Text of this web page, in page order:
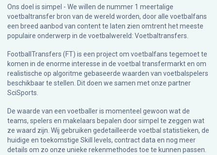
Ons doel is simpel - We willen de nummer 1 meertalige
voetbaltransfer bron van de wereld worden, door alle voetbalfans
een breed aanbod van content te laten zien omtrent het meeste
populaire onderwerp in de voetbalwereld: Voetbaltransfers.
FootballTransfers (FT) is een project om voetbalfans tegemoet te
komen in de enorme interesse in de voetbal transfermarkt en om
realistische op algoritme gebaseerde waarden van voetbalspelers
beschikbaar te stellen. Dit doen we samen met onze partner
SciSports
De waarde van een voetballer is momenteel gewoon wat de
teams, spelers en makelaars bepalen door simpel te zeggen wat
ze waard zijn. Wij gebruiken gedetailleerde voetbal statistieken, de
huidige en toekomstige Skill levels, contract data en nog meer
details om zo onze unieke rekenmethodes toe te kunnen passen.